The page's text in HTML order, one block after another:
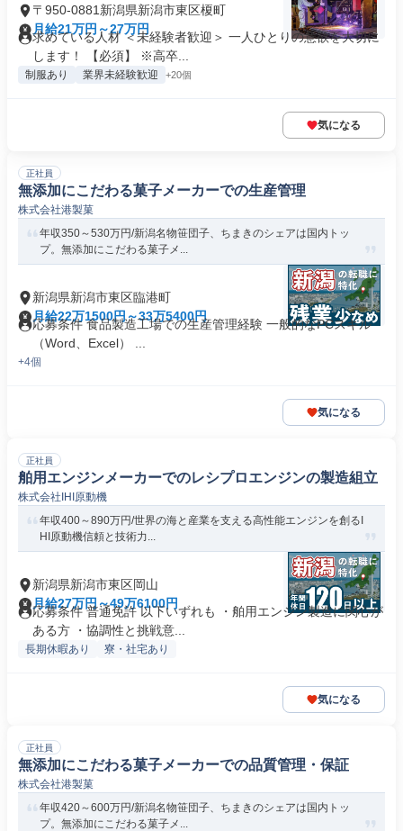
〒950-0881新潟県新潟市東区榎町
月給21万円～27万円
求めている人材 ＜未経験者歓迎＞ 一人ひとりの意欲を大切に
します！ 【必須】 ※高卒...
制服あり 業界未経験歓迎 +20個
気になる
正社員
無添加にこだわる菓子メーカーでの生産管理
株式会社港製菓
年収350～530万円/新潟名物笹団子、ちまきのシェアは国内トッ
プ。無添加にこだわる菓子メ...
新潟県新潟市東区臨港町
月給22万1500円～33万5400円
応募条件 食品製造工場での生産管理経験 一般的なPCスキル
（Word、Excel） ...
+4個
気になる
正社員
舶用エンジンメーカーでのレシプロエンジンの製造組立
株式会社IHI原動機
年収400～890万円/世界の海と産業を支える高性能エンジンを創るI
HI原動機信頼と技術力...
新潟県新潟市東区岡山
月給27万円～49万6100円
応募条件 普通免許 以下いずれも ・舶用エンジン製造に関心が
ある方 ・協調性と挑戦意...
長期休暇あり 寮・社宅あり
気になる
正社員
無添加にこだわる菓子メーカーでの品質管理・保証
株式会社港製菓
年収420～600万円/新潟名物笹団子、ちまきのシェアは国内トッ
プ。無添加にこだわる菓子メ...